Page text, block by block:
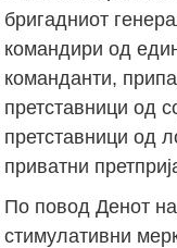
бригадниот
командири од
команданти,
претставници од
претставници од
приватни
По повод Денот
стимулативни